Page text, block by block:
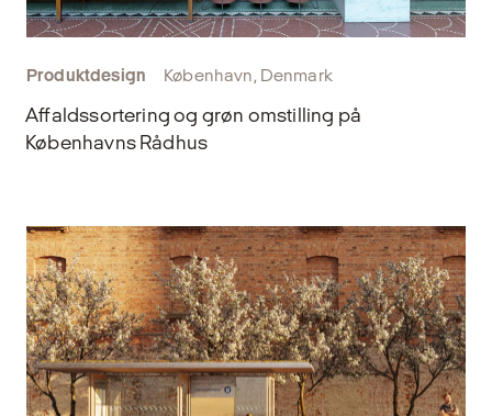
Produktdesign København, Denmark
Affaldssortering og grøn omstilling på
Københavns Rådhus